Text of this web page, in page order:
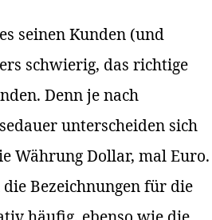
seinen Kunden (und
schwierig, das richtige
Denn je nach
unterscheiden sich
Währung Dollar, mal Euro.
Bezeichnungen für die